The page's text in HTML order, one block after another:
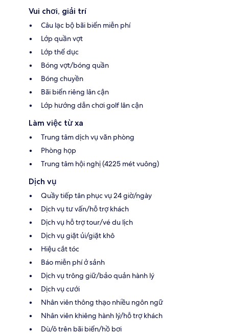
Vui chơi, giải trí
Câu lạc bộ bãi biển miễn phí
Lớp quần vợt
Lớp thể dục
Bóng vợt/bóng quần
Bóng chuyền
Bãi biển riêng lân cận
Lớp hướng dẫn chơi golf lân cận
Làm việc từ xa
Trung tâm dịch vụ văn phòng
Phòng họp
Trung tâm hội nghị (4225 mét vuông)
Dịch vụ
Quầy tiếp tân phục vụ 24 giờ/ngày
Dịch vụ tư vấn/hỗ trợ khách
Dịch vụ hỗ trợ tour/vé du lịch
Dịch vụ giặt ủi/giặt khô
Hiệu cắt tóc
Báo miễn phí ở sảnh
Dịch vụ trông giữ/bảo quản hành lý
Dịch vụ cưới
Nhân viên thông thạo nhiều ngôn ngữ
Nhân viên khiêng hành lý/hỗ trợ khách
Dù/ô trên bãi biển/hồ bơi